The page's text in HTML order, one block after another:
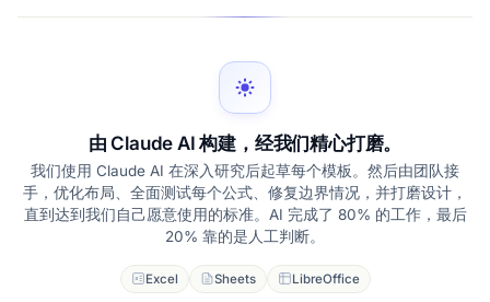
由 Claude AI 构建，经我们精心打磨。
我们使用 Claude AI 在深入研究后起草每个模板。然后由团队接
手，优化布局、全面测试每个公式、修复边界情况，并打磨设计，
直到达到我们自己愿意使用的标准。AI 完成了 80% 的工作，最后
20% 靠的是人工判断。
Excel Sheets LibreOffice